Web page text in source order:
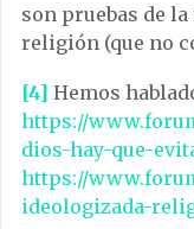
son pruebas de
religión (que no
[4] Hemos
https://
dios-hay-que-
https://
ideologizada-